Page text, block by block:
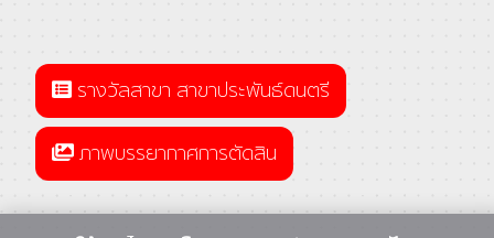
รางวัลสาขา สาขาประพันธ์ดนตรี
ภาพบรรยากาศการตัดสิน